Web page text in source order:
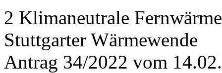
2 Klimaneutrale
Stuttgarter Wärmewende
Antrag 34/2022 vom